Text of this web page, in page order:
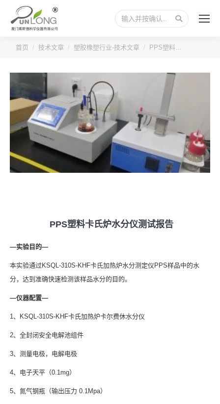
搜
索：
您的位置：
首页 技术文章 塑胶橡塑行业-技术文章 PPS塑料…
PPS塑料卡氏炉水分仪测试报告
—实验目的—
本实验通过KSQL-310S-KHF卡氏加热炉水分测定仪PPS样品中的水
分，达到准确快速检测该样品水分的目的。
—仪器配置—
1、KSQL-310S-KHF卡氏加热炉卡尔费休水分仪
2、全封闭安全电解池组件
3、测量电极，电解电极
4、电子天平（0.1mg）
5、氮气钢瓶（输出压力 0.1Mpa）